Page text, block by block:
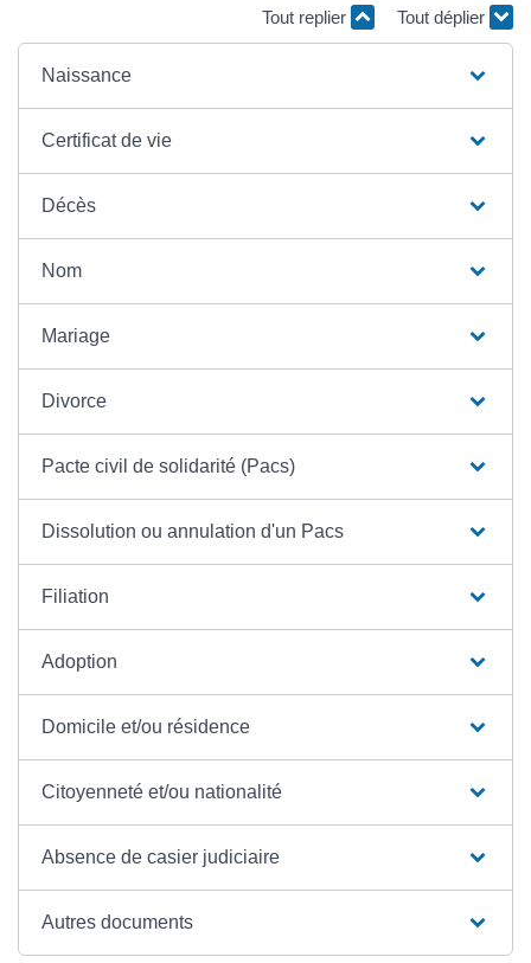
Tout replier
Tout déplier
Naissance
Certificat de vie
Décès
Nom
Mariage
Divorce
Pacte civil de solidarité (Pacs)
Dissolution ou annulation d'un Pacs
Filiation
Adoption
Domicile et/ou résidence
Citoyenneté et/ou nationalité
Absence de casier judiciaire
Autres documents